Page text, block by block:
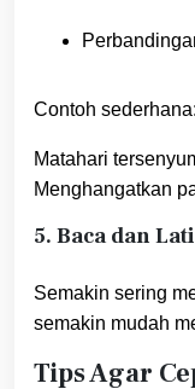
Contoh sederhana:
Matahari
Menghangatkan
5. Baca dan
Semakin sering
semakin mudah
Tips Agar